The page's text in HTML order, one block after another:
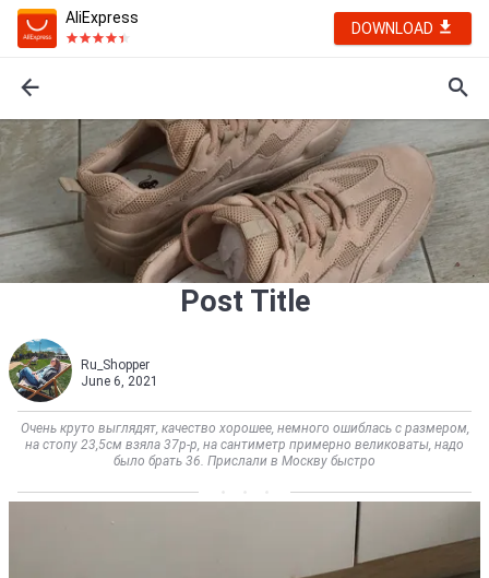
AliExpress
DOWNLOAD
Post Title
Ru_Shopper
June 6, 2021
Очень круто выглядят, качество хорошее, немного ошиблась с размером,
на стопу 23,5см взяла 37р-р, на сантиметр примерно великоваты, надо
было брать 36. Прислали в Москву быстро